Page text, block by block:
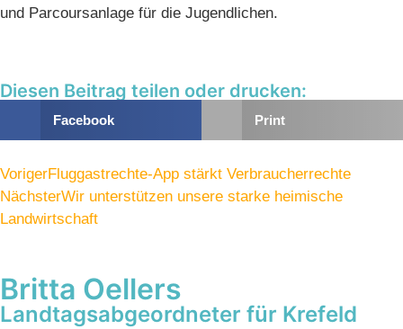
und Parcoursanlage für die Jugendlichen.
Diesen Beitrag teilen oder drucken:
Facebook Print
VorigerFluggastrechte-App stärkt Verbraucherrechte
NächsterWir unterstützen unsere starke heimische
Landwirtschaft
Britta Oellers
Landtagsabgeordneter für Krefeld